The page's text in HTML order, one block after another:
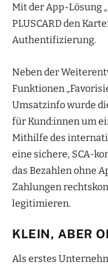
Mit der App-Lösung
PLUSCARD den
Authentifizierung.
Neben der
Funktionen
Umsatzinfo wurde
für Kund:innen um
Mithilfe des
eine sichere, SCA-
das Bezahlen ohne
Zahlungen
legitimieren.
KLEIN, ABER
Als erstes